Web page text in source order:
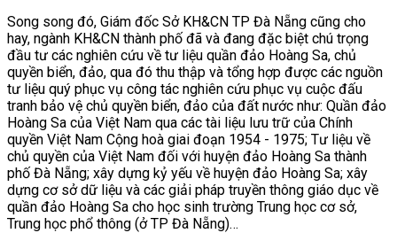
Song song đó, Giám đốc Sở KH&CN TP Đà Nẵng cũng cho
hay, ngành KH&CN thành phố đã và đang đặc biệt chú trọng
đầu tư các nghiên cứu về tư liệu quần đảo Hoàng Sa, chủ
quyền biển, đảo, qua đó thu thập và tổng hợp được các nguồn
tư liệu quý phục vụ công tác nghiên cứu phục vụ cuộc đấu
tranh bảo vệ chủ quyền biển, đảo của đất nước như: Quần đảo
Hoàng Sa của Việt Nam qua các tài liệu lưu trữ của Chính
quyền Việt Nam Cộng hoà giai đoạn 1954 - 1975; Tư liệu về
chủ quyền của Việt Nam đối với huyện đảo Hoàng Sa thành
phố Đà Nẵng; xây dựng kỷ yếu về huyện đảo Hoàng Sa; xây
dựng cơ sở dữ liệu và các giải pháp truyền thông giáo dục về
quần đảo Hoàng Sa cho học sinh trường Trung học cơ sở,
Trung học phổ thông (ở TP Đà Nẵng)…